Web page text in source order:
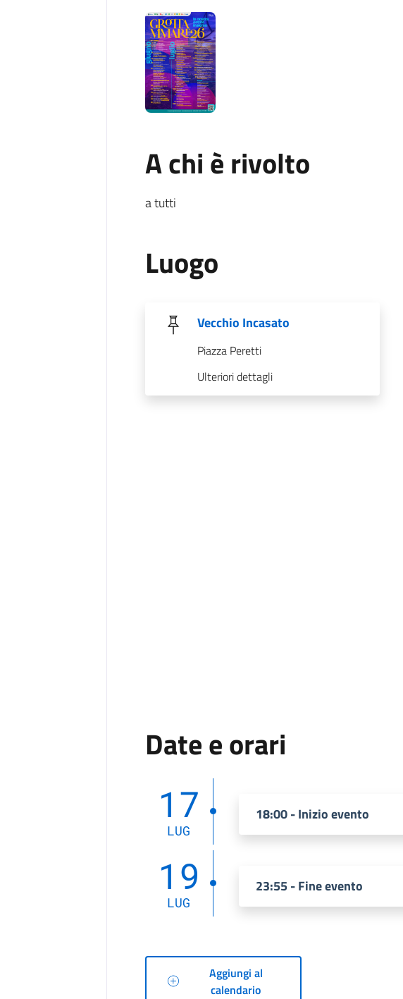
A chi è rivolto
a tutti
Luogo
Vecchio Incasato
Piazza Peretti
Ulteriori dettagli
Date e orari
17
LUG
18:00 - Inizio evento
19
LUG
23:55 - Fine evento
Aggiungi al
calendario